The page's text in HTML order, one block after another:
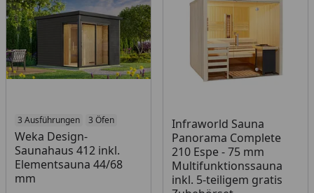
3 Ausführungen 3 Öfen
Weka Design-
Saunahaus 412 inkl.
Elementsauna 44/68
mm
Infraworld Sauna
Panorama Complete
210 Espe - 75 mm
Multifunktionssauna
inkl. 5-teiligem gratis